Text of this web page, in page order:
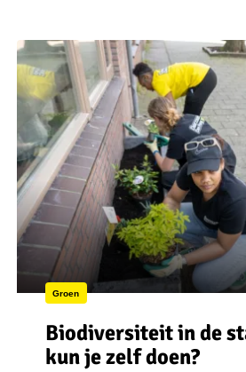
Groen
Biodiversiteit in de
kun je zelf doen?